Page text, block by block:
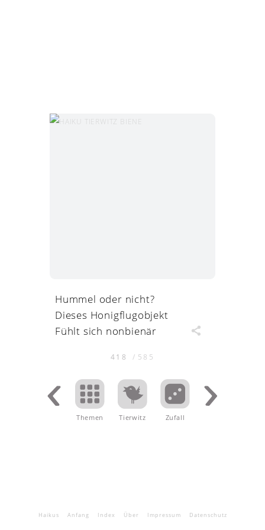
Hummel oder nicht?
Dieses Honigflugobjekt
Fühlt sich nonbienär
418 / 585
Themen . Zufall
Tierwitz
Haikus Anfang Index Über Impressum Datenschutz